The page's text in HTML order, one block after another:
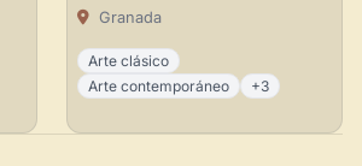
Granada
Arte clásico
Arte contemporáneo
+3